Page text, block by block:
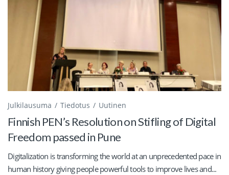
Julkilausuma Tiedotus Uutinen
Finnish PEN’s Resolution on Stifling of Digital
Freedom passed in Pune
Digitalization is transforming the world at an unprecedented pace in
human history giving people powerful tools to improve lives and...